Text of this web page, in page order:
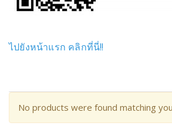
ไปยังหน้าแรก คลิกที่นี่!!
No products were found matching